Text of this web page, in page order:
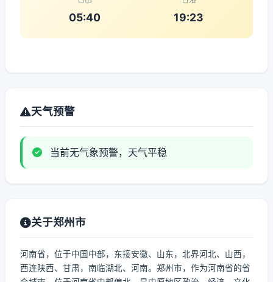
05:40 19:23
天气预警
当前无气象预警，天气平稳
关于郑州市
河南省，位于中国中部，东接安徽、山东，北界河北、山西，
西连陕西、甘肃，南临湖北、河南。郑州市，作为河南省的省